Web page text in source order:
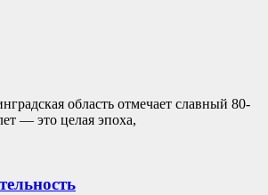
область отмечает славный 80-
— это целая эпоха,